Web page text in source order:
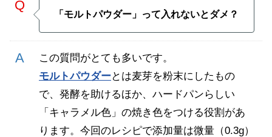
「モルトパウダー」って入れないとダメ？
この質問がとても多いです。
モルトパウダーとは麦芽を粉末にしたもの
で、発酵を助けるほか、ハードパンらしい
「キャラメル色」の焼き色をつける役割があ
ります。今回のレシピで添加量は微量（0.3g）